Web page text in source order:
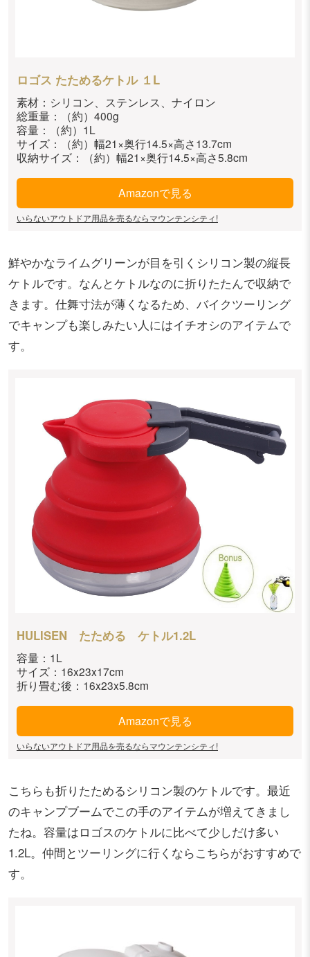
ロゴス たためるケトル １L
素材：シリコン、ステンレス、ナイロン
総重量：（約）400g
容量：（約）1L
サイズ：（約）幅21×奥行14.5×高さ13.7cm
収納サイズ：（約）幅21×奥行14.5×高さ5.8cm
Amazonで見る
いらないアウトドア用品を売るならマウンテンシティ!
鮮やかなライムグリーンが目を引くシリコン製の縦長
ケトルです。なんとケトルなのに折りたたんで収納で
きます。仕舞寸法が薄くなるため、バイクツーリング
でキャンプも楽しみたい人にはイチオシのアイテムで
す。
HULISEN たためる ケトル1.2L
容量：1L
サイズ：16x23x17cm
折り畳む後：16x23x5.8cm
Amazonで見る
いらないアウトドア用品を売るならマウンテンシティ!
こちらも折りたためるシリコン製のケトルです。最近
のキャンプブームでこの手のアイテムが増えてきまし
たね。容量はロゴスのケトルに比べて少しだけ多い
1.2L。仲間とツーリングに行くならこちらがおすすめで
す。